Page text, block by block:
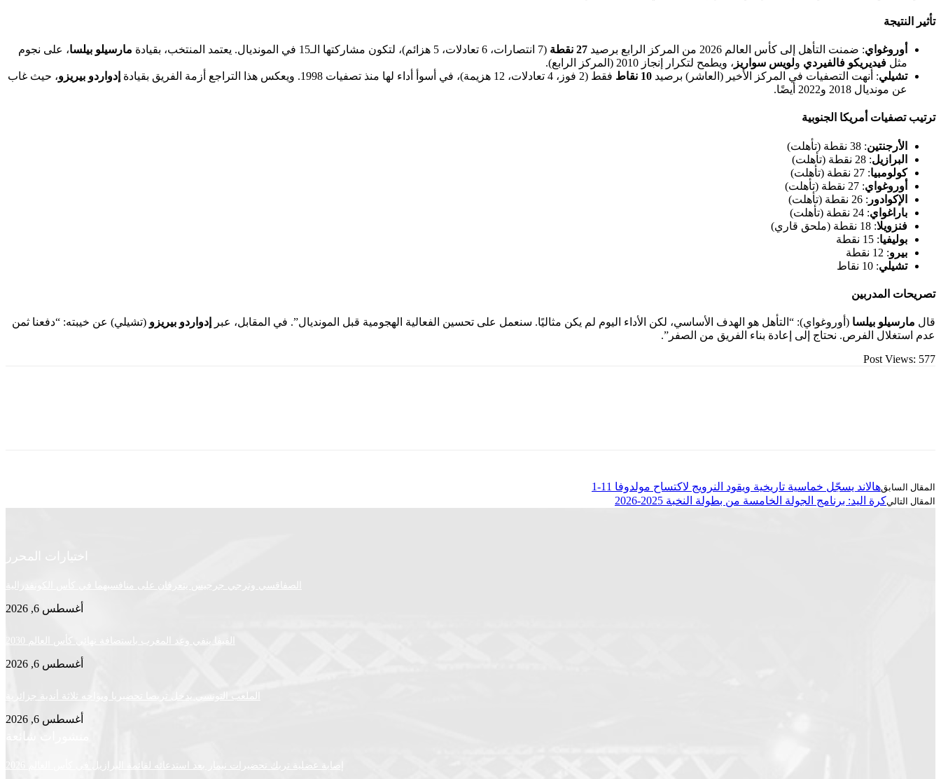
تأثير النتيجة
أوروغواي: ضمنت التأهل إلى كأس العالم 2026 من المركز الرابع برصيد 27 نقطة (7 انتصارات، 6 تعادلات، 5 هزائم)، لتكون مشاركتها الـ15 في المونديال. يعتمد المنتخب، بقيادة مارسيلو بيلسا، على نجوم
مثل فيديريكو فالفيردي ولويس سواريز ، ويطمح لتكرار إنجاز 2010 (المركز الرابع).
تشيلي: أنهت التصفيات في المركز الأخير (العاشر) برصيد 10 نقاط فقط (2 فوز، 4 تعادلات، 12 هزيمة)، في أسوأ أداء لها منذ تصفيات 1998. ويعكس هذا التراجع أزمة الفريق بقيادة إدواردو بيريزو، حيث غاب
عن مونديال 2018 و2022 أيضًا.
ترتيب تصفيات أمريكا الجنوبية
الأرجنتين: 38 نقطة (تأهلت)
البرازيل: 28 نقطة (تأهلت)
كولومبيا: 27 نقطة (تأهلت)
أوروغواي: 27 نقطة (تأهلت)
الإكوادور : 26 نقطة (تأهلت)
باراغواي: 24 نقطة (تأهلت)
فنزويلا: 18 نقطة (ملحق قاري)
بوليفيا: 15 نقطة
بيرو: 12 نقطة
تشيلي: 10 نقاط
تصريحات المدربين
قال مارسيلو بيلسا (أوروغواي): “التأهل هو الهدف الأساسي، لكن الأداء اليوم لم يكن مثاليًا. سنعمل على تحسين الفعالية الهجومية قبل المونديال”. في المقابل، عبر إدواردو بيريزو (تشيلي) عن خيبته: “دفعنا ثمن
عدم استغلال الفرص. نحتاج إلى إعادة بناء الفريق من الصفر”.
Post Views: 577
هالاند يسجّل خماسية تاريخية ويقود النرويج لاكتساح مولدوفا 11-1
كرة اليد: برنامج الجولة الخامسة من بطولة النخبة 2025-2026
اختيارات المحرر
الصفاقسي وترجي جرجيس يتعرفان على منافسيهما في كأس الكونفدرالية
أغسطس 6, 2026
الفيفا ينفي وعد المغرب باستضافة نهائي كأس العالم 2030
أغسطس 6, 2026
الملعب التونسي يدخل تربصا تحضيريا ويواجه ثلاثة أندية جزائرية
أغسطس 6, 2026
منشورات شائعة
إصابة عضلية تربك تحضيرات نيمار بعد استدعائه لقائمة البرازيل في كأس العالم 2026